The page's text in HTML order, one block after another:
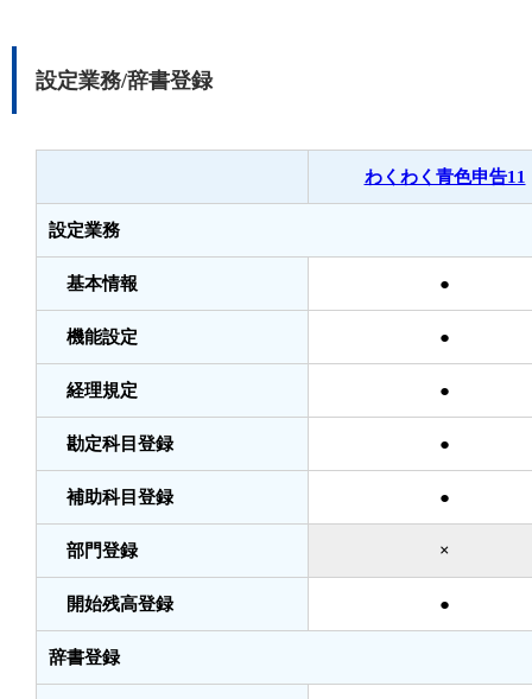
設定業務/辞書登録
わくわく青色申告11
設定業務
基本情報 ●
機能設定 ●
経理規定 ●
勘定科目登録 ●
補助科目登録 ●
部門登録 ×
開始残高登録 ●
辞書登録